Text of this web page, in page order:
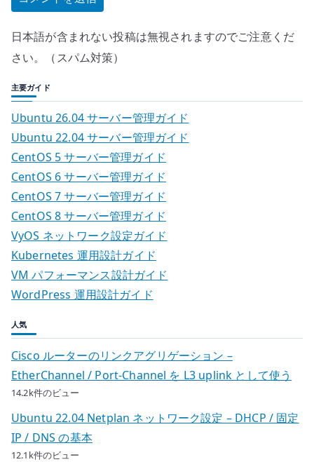
日本語が含まれない投稿は無視されますのでご注意くだ
さい。（スパム対策）
主要ガイド
Ubuntu 26.04 サーバー管理ガイド
Ubuntu 22.04 サーバー管理ガイド
CentOS 5 サーバー管理ガイド
CentOS 6 サーバー管理ガイド
CentOS 7 サーバー管理ガイド
CentOS 8 サーバー管理ガイド
VyOS ネットワーク設定ガイド
Kubernetes 運用設計ガイド
VM パフォーマンス設計ガイド
WordPress 運用設計ガイド
人気
Cisco ルーターのリンクアグリゲーション –
EtherChannel / Port-Channel を L3 uplink として使う
14.2k件のビュー
Ubuntu 22.04 Netplan ネットワーク設定 – DHCP / 固定
IP / DNS の基本
12.1k件のビュー